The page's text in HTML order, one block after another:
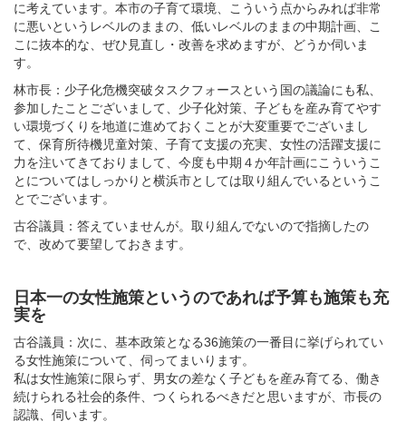
に考えています。本市の子育て環境、こういう点からみれば非常
に悪いというレベルのままの、低いレベルのままの中期計画、こ
こに抜本的な、ぜひ見直し・改善を求めますが、どうか伺いま
す。
林市長：少子化危機突破タスクフォースという国の議論にも私、
参加したことございまして、少子化対策、子どもを産み育てやす
い環境づくりを地道に進めておくことが大変重要でございまし
て、保育所待機児童対策、子育て支援の充実、女性の活躍支援に
力を注いてきておりまして、今度も中期４か年計画にこういうこ
とについてはしっかりと横浜市としては取り組んでいるというこ
とでございます。
古谷議員：答えていませんが。取り組んでないので指摘したの
で、改めて要望しておきます。
日本一の女性施策というのであれば予算も施策も充
実を
古谷議員：次に、基本政策となる36施策の一番目に挙げられてい
る女性施策について、伺ってまいります。
私は女性施策に限らず、男女の差なく子どもを産み育てる、働き
続けられる社会的条件、つくられるべきだと思いますが、市長の
認識、伺います。